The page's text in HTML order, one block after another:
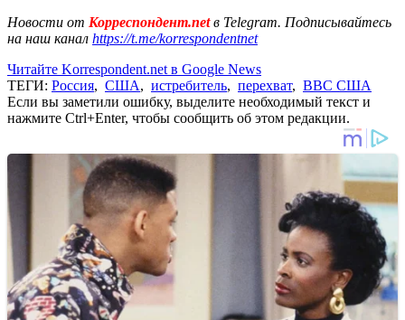
Новости от Корреспондент.netв Telegram. Подписывайтесь
на наш канал https://t.me/korrespondentnet
Читайте Korrespondent.net в Google News
ТЕГИ: Россия, США, истребитель, перехват, ВВС США
Если вы заметили ошибку, выделите необходимый текст и
нажмите Ctrl+Enter, чтобы сообщить об этом редакции.